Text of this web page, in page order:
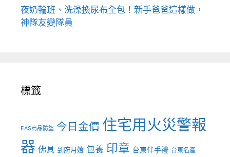
夜奶輪班、洗澡換尿布全包！新手爸爸這樣做，
神隊友變隊員
標籤
EAS商品防盜 今日金價 住宅用火災警報
器 佛具 到府月嫂 包養 印章 台東伴手禮 台東名產